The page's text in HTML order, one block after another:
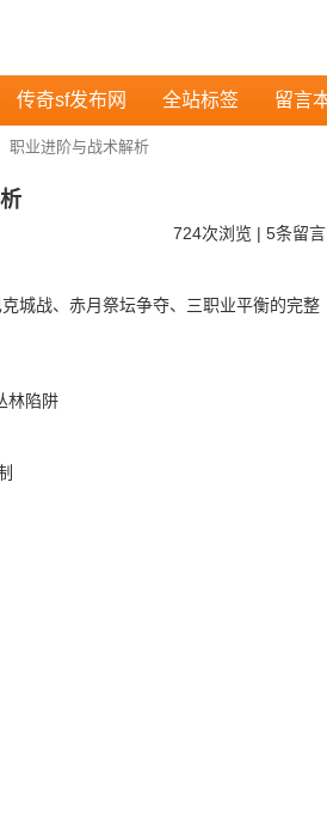
传奇sf发布网 全站标签 留言
职业进阶与战术解析
724次浏览 | 5条留言
城战、赤月祭坛争夺、三职业平衡的完整
林陷阱